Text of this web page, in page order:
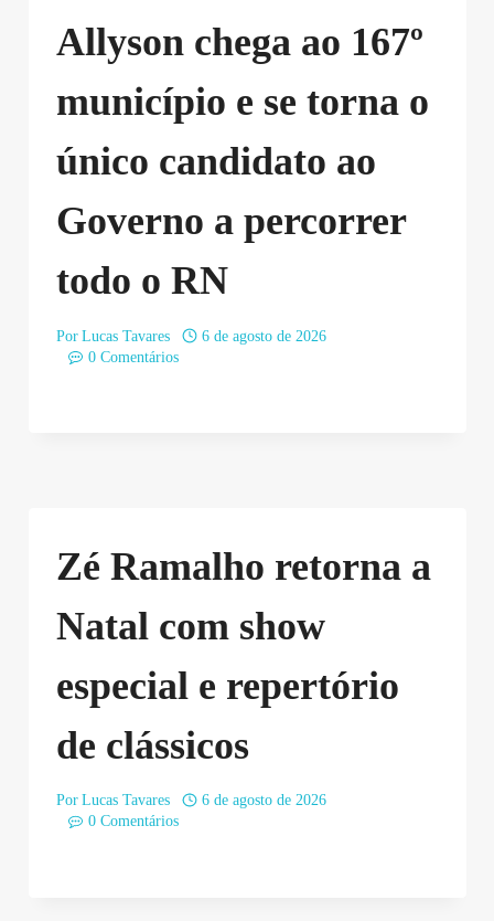
Allyson chega ao 167º
município e se torna o
único candidato ao
Governo a percorrer
todo o RN
Por Lucas Tavares
6 de agosto de 2026
0 Comentários
Zé Ramalho retorna a
Natal com show
especial e repertório
de clássicos
Por Lucas Tavares
6 de agosto de 2026
0 Comentários